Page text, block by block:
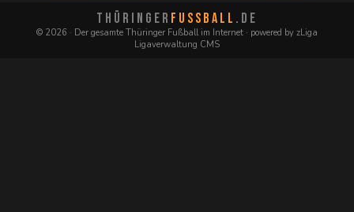
THÜRINGER FUSSBALL .DE
© 2026 · Der gesamte Thüringer Fußball im Internet · powered by zLiga
Ligaverwaltung CMS